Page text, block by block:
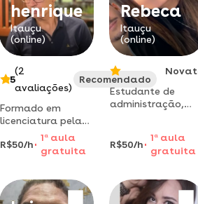
henrique
Itauçu
(online)
5
(2
avaliações)
Recomendado
Formado em
licenciatura pela
universidade
estadual de goiás;
mestrando do
universidade
federal de goiás.
R$50/h
1 aaula
gratuita
Rebeca
Itauçu
(online)
Estudante de
administração,
memorização.
para que aprenda
reforço.
R$50/h
1 a aula
gratuita